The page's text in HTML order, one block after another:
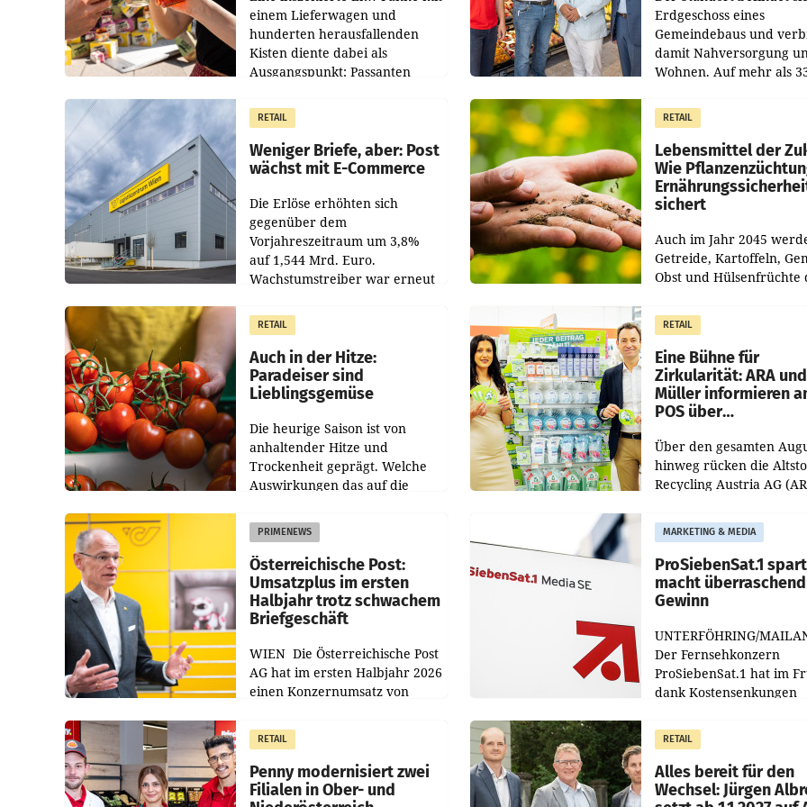
einem Lieferwagen und
hunderten herausfallenden
Kisten diente dabei als
Ausgangspunkt: Passanten
Aufräumen zu helfen, und
erhielten
Erdgeschoss eines
Gemeindebaus und
damit Nahversorgung
Wohnen. Auf mehr als
breites Sortiment mit
RETAIL
Weniger Briefe, aber: Post
wächst mit E-Commerce
Die Erlöse erhöhten sich
gegenüber dem
Vorjahreszeitraum um 3,8%
auf 1,544 Mrd. Euro.
Wachstumstreiber war erneut
Logistikgeschäft, während der
Strukturwandel
RETAIL
Lebensmittel der
Wie
sichert
Auch im Jahr 2045
Getreide, Kartoffeln,
Obst und Hülsenfrüchte
Ernährung bilden.
verändern sich die
Eigenschaften der
RETAIL
Auch in der Hitze:
Paradeiser sind
Lieblingsgemüse
Die heurige Saison ist von
anhaltender Hitze und
Trockenheit geprägt. Welche
Auswirkungen das auf die
laut Branche noch nicht
abschließend beurteilen.
RETAIL
Eine Bühne für
Zirkularität: ARA und
Müller informieren
POS über
Über den gesamten
hinweg rücken die
Recycling Austria AG
Müller die Initiative
Helden“ in allen
österreichischen Müller-
PRIMENEWS
Österreichische Post:
Umsatzplus im ersten
Halbjahr trotz schwachem
Briefgeschäft
WIEN Die Österreichische Post
AG hat im ersten Halbjahr 2026
einen Konzernumsatz von
erwirtschaftet, was einem Plus
von 3,8 Prozent gegenüber
dem Vergleichszeitraum
MARKETING & MEDIA
ProSiebenSat.1
macht
Gewinn
UNTERFÖHRING/
Der Fernsehkonzern
ProSiebenSat.1 hat im
dank Kostensenkungen
gemacht und die
Markterwartung deutlich
übertroffen.
RETAIL
Penny modernisiert zwei
Filialen in Ober- und
RETAIL
Alles bereit für den
Wechsel: Jürgen